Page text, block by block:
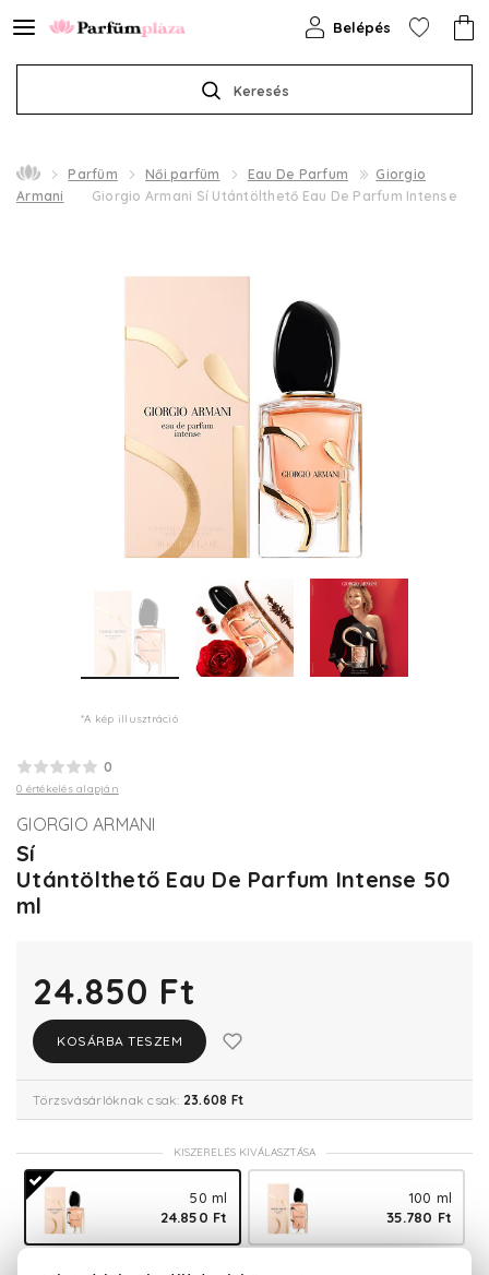
Keresés
Belépés
Parfüm Női parfüm Eau De Parfum
Giorgio
Armani
Giorgio Armani Sí Utántölthető Eau De Parfum Intense
*A kép illusztráció
0
0 értékelés alapján
GIORGIO ARMANI
Sí
Utántölthető Eau De Parfum Intense 50
ml
24.850 Ft
KOSÁRBA TESZEM
Törzsvásárlóknak csak: 23.608 Ft
KISZERELÉS KIVÁLASZTÁSA
50 ml
24.850 Ft
100 ml
35.780 Ft